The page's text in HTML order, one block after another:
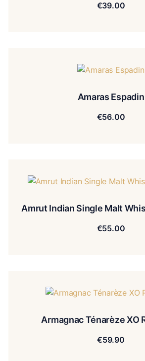
€39.00
Amaras Espadin
€56.00
Amrut Indian Single Malt
€55.00
Armagnac Ténarèze XO
€59.90